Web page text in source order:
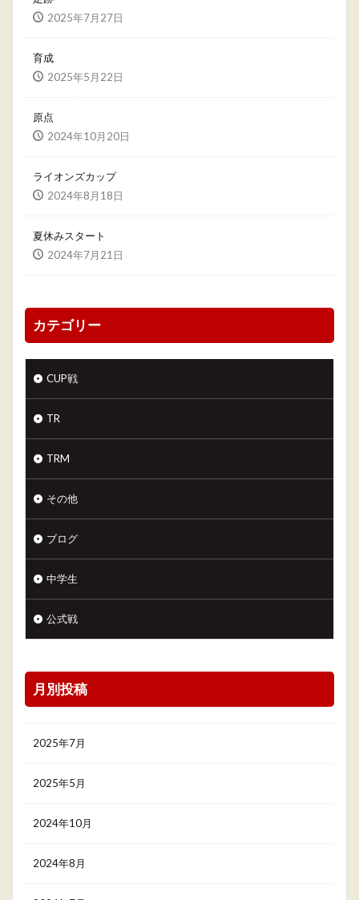
2025年7月27日
育成
2025年5月22日
原点
2024年10月20日
ライオンズカップ
2024年8月18日
夏休みスタート
2024年7月21日
カテゴリー
CUP戦
TR
TRM
その他
ブログ
中学生
公式戦
月別投稿
2025年7月
2025年5月
2024年10月
2024年8月